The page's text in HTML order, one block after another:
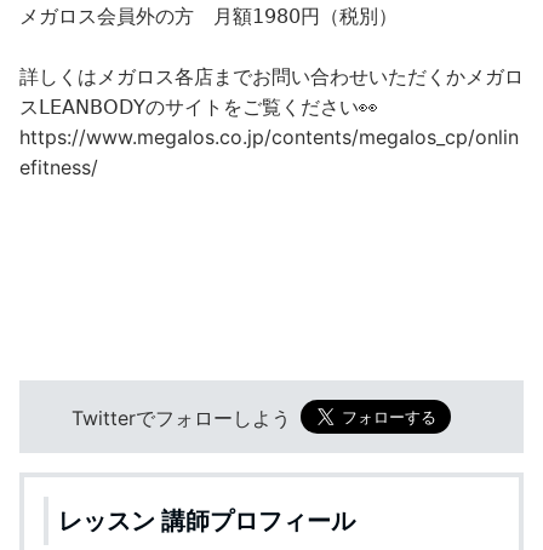
メガロス会員外の方 月額𝟣𝟫𝟪𝟢円（税別）
詳しくはメガロス各店までお問い合わせいただくかメガロ
ス𝖫𝖤𝖠𝖭𝖡𝖮𝖣𝖸のサイトをご覧ください👀
https://www.megalos.co.jp/contents/megalos_cp/onlin
efitness/
Twitterでフォローしよう
レッスン 講師プロフィール